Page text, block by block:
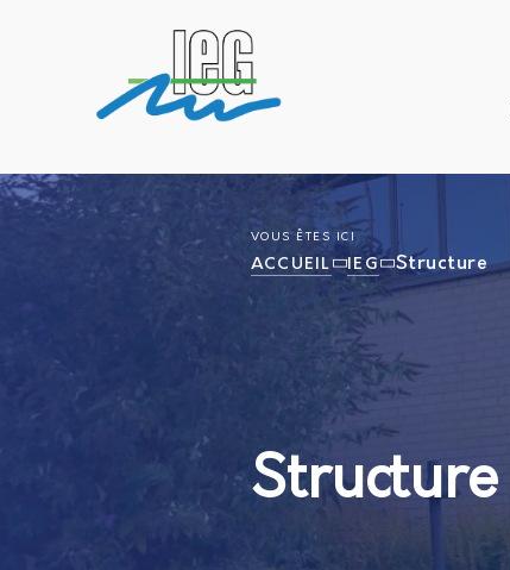
VOUS ÊTES ICI
ACCUEIL IEG Structure
Structure